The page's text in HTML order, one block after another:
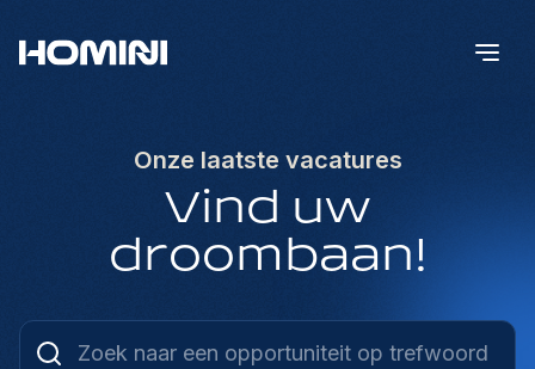
Onze laatste vacatures
Vind uw
droombaan!